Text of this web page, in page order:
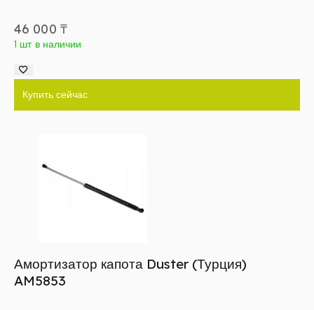
46 000 ₸
1 шт в наличии
Купить сейчас
Амортизатор капота Duster (Турция)
AM5853